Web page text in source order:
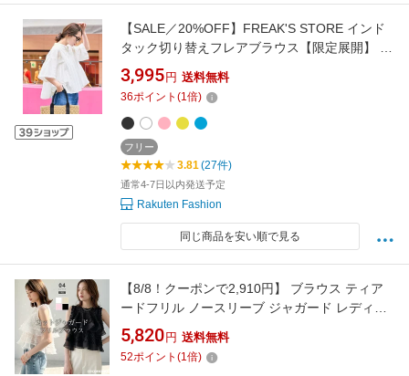
【SALE／20%OFF】FREAK'S STORE インド
タック切り替えフレアブラウス【限定展開】 フ
リークスストア トップス シャツ・ブラウス ホ
ワイト ブルー ブラック イエロー ピンク【送料
無料】
3,995 円 送料無料
36ポイント (1倍)
フリー
3.81(27件)
通常4-7日以内発送予定
Rakuten Fashion
同じ商品を安い順で見る
【8/8！クーポンで2,910円】 ブラウス ティア
ードフリル ノースリーブ ジャガード レディー
ス トップス ノースリーブブラウス フリルブラ
ウス ティアード フリル ペプラム カットジャガ
ードブラウス シアーブラウス シアー 透け感 ペ
5,820 円 送料無料
52ポイント (1倍)